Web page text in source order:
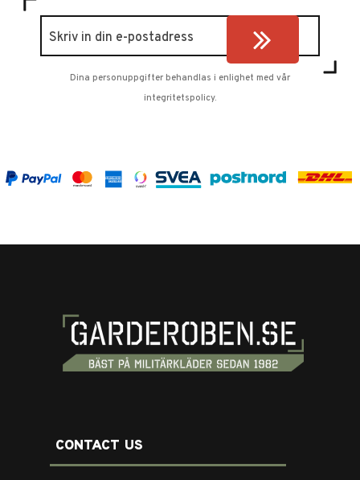
Dina personuppgifter behandlas i enlighet med vår
integritetspolicy.
CONTACT US